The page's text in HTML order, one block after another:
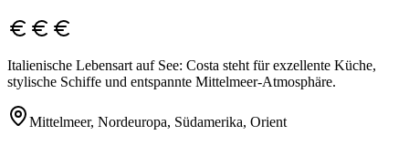
Italienische Lebensart auf See: Costa steht für exzellente Küche,
stylische Schiffe und entspannte Mittelmeer-Atmosphäre.
Mittelmeer, Nordeuropa, Südamerika, Orient